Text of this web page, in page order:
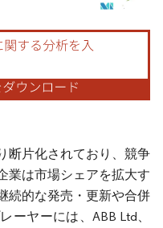
BY 4.0の表示が必要です。
断片化されており、競争
業は市場シェアを拡大す
続的な発売・更新や合併
ーヤーには、ABB Ltd、